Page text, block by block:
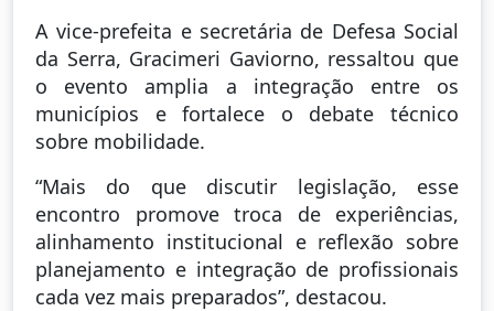
A vice-prefeita e secretária de Defesa Social
da Serra, Gracimeri Gaviorno, ressaltou que
o evento amplia a integração entre os
municípios e fortalece o debate técnico
sobre mobilidade.
“Mais do que discutir legislação, esse
encontro promove troca de experiências,
alinhamento institucional e reflexão sobre
planejamento e integração de profissionais
cada vez mais preparados”, destacou.